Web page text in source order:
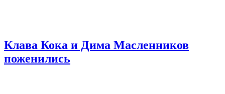
Клава Кока и Дима Масленников
поженились